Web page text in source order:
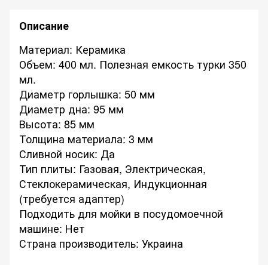
Описание
Материал: Керамика
Объем: 400 мл. Полезная емкость турки 350
мл.
Диаметр горлышка: 50 мм
Диаметр дна: 95 мм
Высота: 85 мм
Толщина материала: 3 мм
Сливной носик: Да
Тип плиты: Газовая, Электрическая,
Стеклокерамическая, Индукционная
(требуется адаптер)
Подходить для мойки в посудомоечной
машине: Нет
Страна производитель: Украина